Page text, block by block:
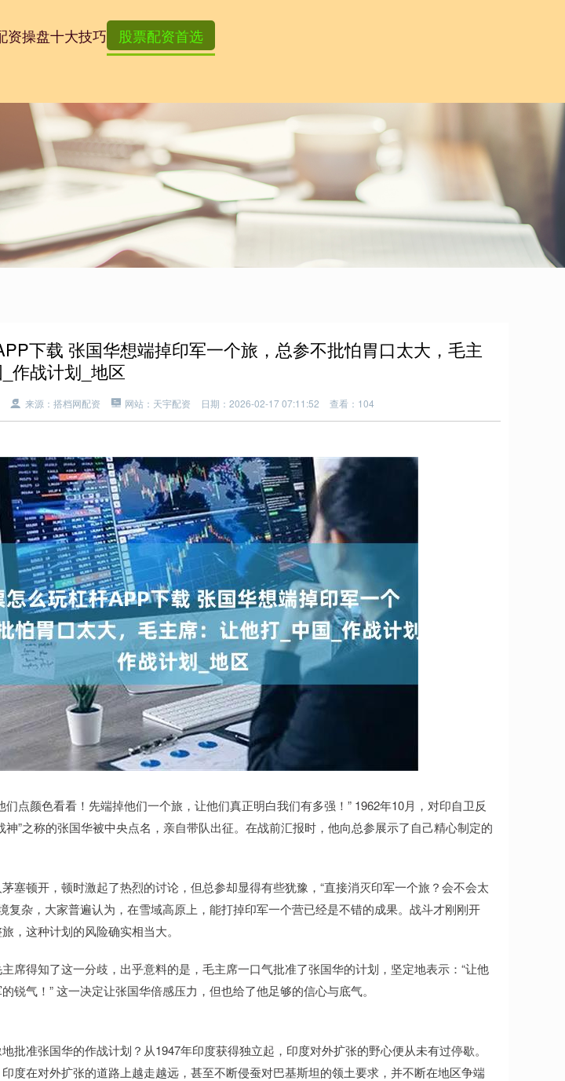
资操盘十大技巧 股票配资首选
下载 张国华想端掉印军一个旅，总参不批怕胃口太大，毛主
作战计划_地区
来源：搭档网配资 网站：天宇配资 日期：2026-02-17 07:11:52 查看：104
们点颜色看看！先端掉他们一个旅，让他们真正明白我们有多强！” 1962年10月，对印自卫反
神”之称的张国华被中央点名，亲自带队出征。在战前汇报时，他向总参展示了自己精心制定的
塞顿开，顿时激起了热烈的讨论，但总参却显得有些犹豫，“直接消灭印军一个旅？会不会太
复杂，大家普遍认为，在雪域高原上，能打掉印军一个营已经是不错的成果。战斗才刚刚开
，这种计划的风险确实相当大。
席得知了这一分歧，出乎意料的是，毛主席一口气批准了张国华的计划，坚定地表示：“让他
锐气！” 这一决定让张国华倍感压力，但也给了他足够的信心与底气。
批准张国华的作战计划？从1947年印度获得独立起，印度对外扩张的野心便从未有过停歇。
度在对外扩张的道路上越走越远，甚至不断侵蚕对巴基斯坦的领土要求，并不断在地区争端